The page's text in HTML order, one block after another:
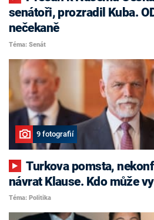
senátoři, prozradil Kuba.
nečekaně
Téma: Senát
9 fotografií
Turkova pomsta, nekonfliktní Havlíček i
návrat Klause. Kdo může
Téma: Politika